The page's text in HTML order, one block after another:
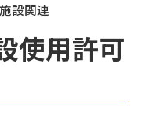
設関連
使用許可